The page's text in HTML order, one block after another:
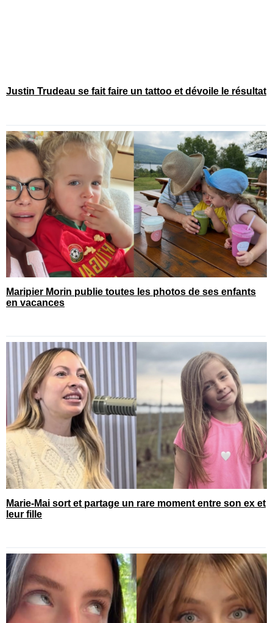
Justin Trudeau se fait faire un tattoo et dévoile le résultat
Maripier Morin publie toutes les photos de ses enfants
en vacances
Marie-Mai sort et partage un rare moment entre son ex et
leur fille